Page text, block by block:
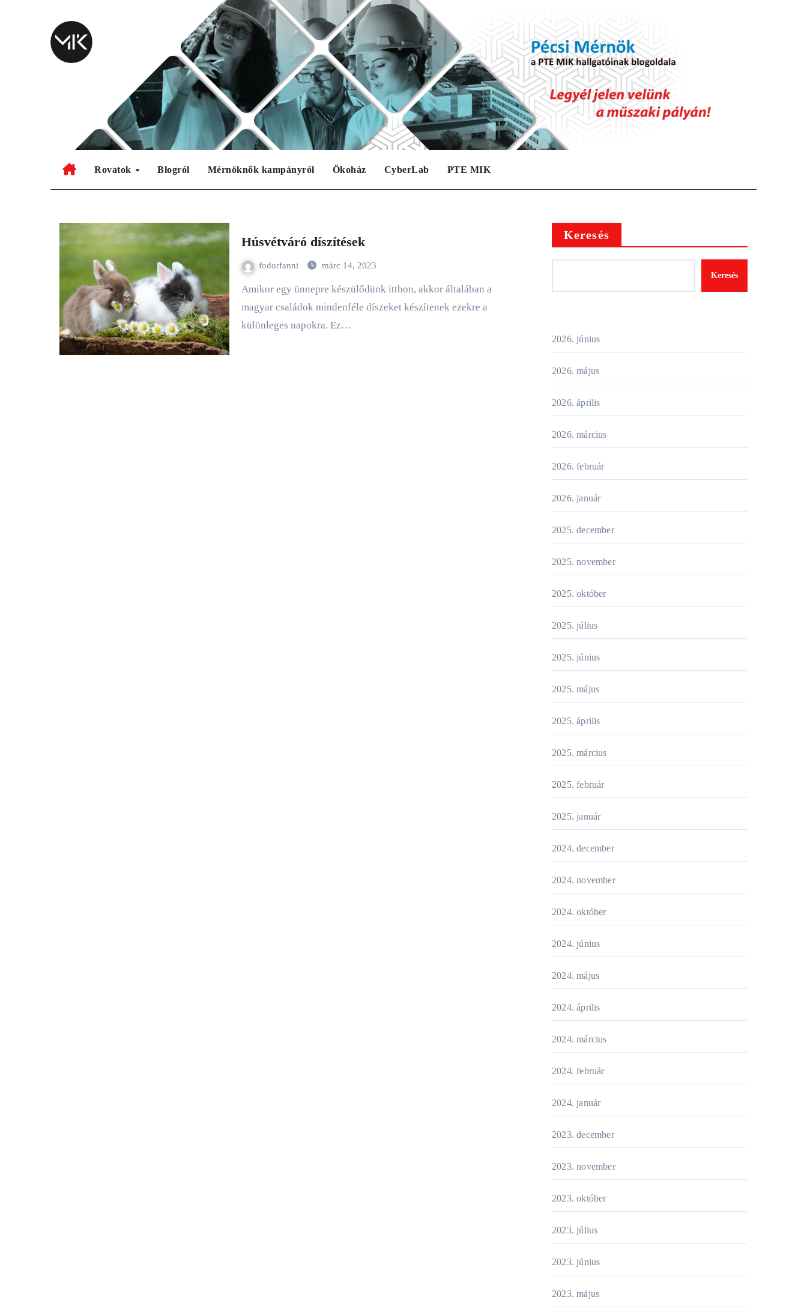
Rovatok Blogról Mérnöknők kampányról Ökoház CyberLab PTE MIK
Húsvétváró díszítések
fodorfanni márc 14, 2023
Amikor egy ünnepre készülődünk itthon, akkor általában a
magyar családok mindenféle díszeket készítenek ezekre a
különleges napokra. Ez…
Keresés
Keresés
2026. június
2026. május
2026. április
2026. március
2026. február
2026. január
2025. december
2025. november
2025. október
2025. július
2025. június
2025. május
2025. április
2025. március
2025. február
2025. január
2024. december
2024. november
2024. október
2024. június
2024. május
2024. április
2024. március
2024. február
2024. január
2023. december
2023. november
2023. október
2023. július
2023. június
2023. május